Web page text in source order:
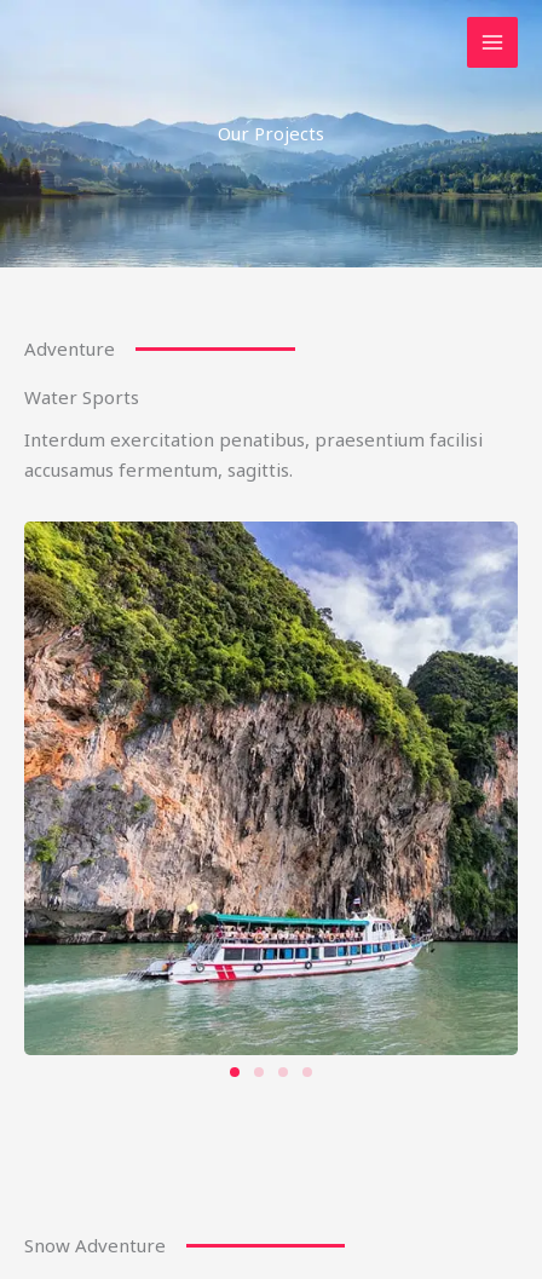
Our Projects
Adventure
Water Sports
Interdum exercitation penatibus, praesentium facilisi
accusamus fermentum, sagittis.
Snow Adventure